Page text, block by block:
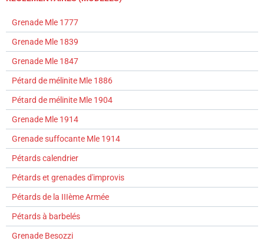
Grenade Mle 1777
Grenade Mle 1839
Grenade Mle 1847
Pétard de mélinite Mle 1886
Pétard de mélinite Mle 1904
Grenade Mle 1914
Grenade suffocante Mle 1914
Pétards calendrier
Pétards et grenades d'improvis
Pétards de la IIIème Armée
Pétards à barbelés
Grenade Besozzi